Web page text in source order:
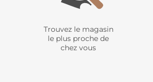
Trouvez le magasin
le plus proche de
chez vous